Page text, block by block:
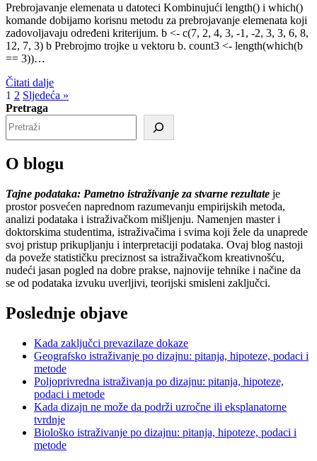
Prebrojavanje elemenata u datoteci Kombinujući length() i which()
komande dobijamo korisnu metodu za prebrojavanje elemenata koji
zadovoljavaju određeni kriterijum. b <- c(7, 2, 4, 3, -1, -2, 3, 3, 6, 8,
12, 7, 3) b Prebrojmo trojke u vektoru b. count3 <- length(which(b
== 3))…
Čitati dalje
1 2 Sljedeća »
Pretraga
O blogu
Tajne podataka: Pametno istraživanje za stvarne rezultate je
prostor posvećen naprednom razumevanju empirijskih metoda,
analizi podataka i istraživačkom mišljenju. Namenjen master i
doktorskima studentima, istraživačima i svima koji žele da unaprede
svoj pristup prikupljanju i interpretaciji podataka. Ovaj blog nastoji
da poveže statističku preciznost sa istraživačkom kreativnošću,
nudeći jasan pogled na dobre prakse, najnovije tehnike i načine da
se od podataka izvuku uverljivi, teorijski smisleni zaključci.
Poslednje objave
Kada zaključci prevazilaze dokaze
Geografsko istraživanje po dizajnu: pitanja, hipoteze, podaci i
metode
Poljoprivredna istraživanja po dizajnu: pitanja, hipoteze,
podaci i metode
Kada dizajn ne može da podrži uzročne ili eksplanatorne
tvrdnje
Biološko istraživanje po dizajnu: pitanja, hipoteze, podaci i
metode